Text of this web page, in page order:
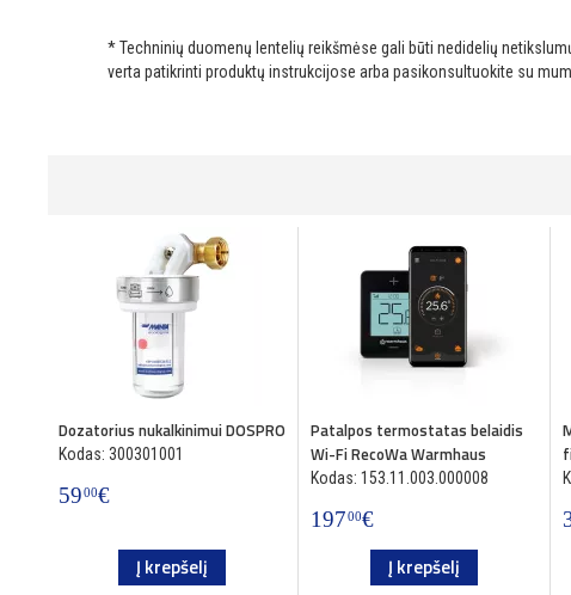
* Techninių duomenų lentelių reikšmėse gali būti nedidelių
verta patikrinti produktų instrukcijose arba pasikonsultuokite su
Dozatorius nukalkinimui DOSPRO
Kodas: 300301001
5900€
Į krepšelį
Patalpos termostatas belaidis
Wi-Fi RecoWa Warmhaus
Kodas: 153.11.003.000008
19700€
Į krepšelį